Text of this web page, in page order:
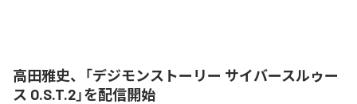
高田雅史、「デジモンストーリー サイバースルゥー
ス O.S.T.2」を配信開始